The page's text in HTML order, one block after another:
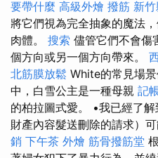
要帶什麼 高級外燴 撥筋 新
將它們視為完全抽象的魔法
肉體。 搜索 儘管它們不會傷
個方向或另一個方向帶來。
北筋膜放鬆 White的常見場景
中，白雪公主是一種母親 記
的柏拉圖式愛。 •我已經了
財產內容髮送刪除的請求）
銷 下午茶 外燴 筋骨撥筋堂